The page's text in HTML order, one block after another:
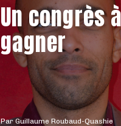
Par Guillaume Roubaud-Quashie
Un congrès
gagner